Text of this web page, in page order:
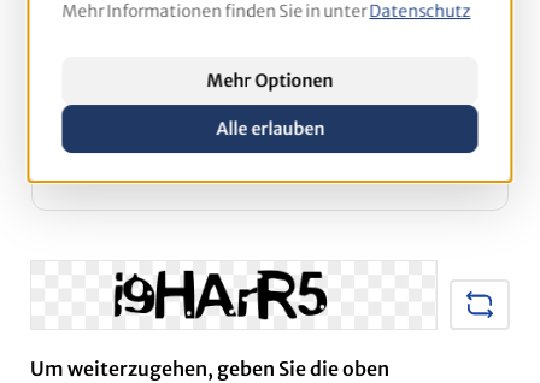
Telefon
Kundennummer (sofern vorhanden)
Um weiterzugehen, geben Sie die oben
Mehr Informationen finden Sie in unterDatenschutz
Mehr Optionen
Alle erlauben